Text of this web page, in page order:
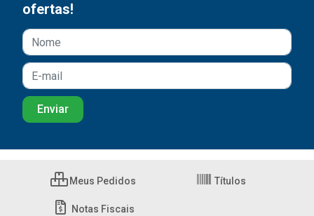
ofertas!
Meus Pedidos Títulos
Notas Fiscais